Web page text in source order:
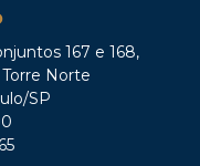
167 e 168,
Norte
SP